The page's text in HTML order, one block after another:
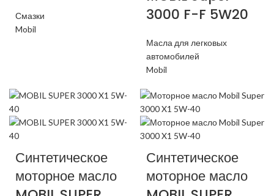
Смазки
Mobil
3000 F-F 5W20
Масла для легковых
автомобилей
Mobil
Синтетическое
моторное масло
Синтетическое
моторное масло